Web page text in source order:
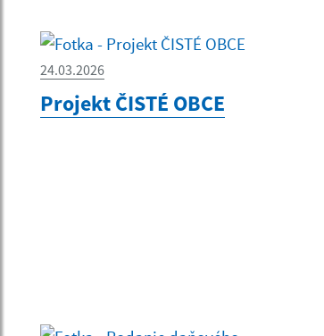
24.03.2026
Projekt ČISTÉ OBCE